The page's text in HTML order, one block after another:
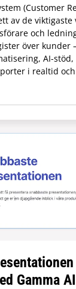
(Customer
av de viktigaste
och
över kunder
AI-stöd,
i realtid och
Gamma AI